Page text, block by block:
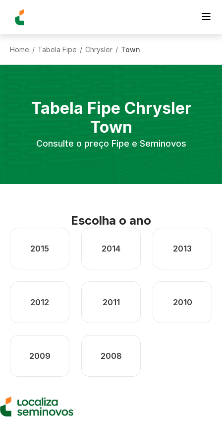
Home / Tabela Fipe / Chrysler / Town
Tabela Fipe Chrysler
Town
Consulte o preço Fipe e Seminovos
Escolha o ano
2015 2014 2013
2012 2011 2010
2009 2008